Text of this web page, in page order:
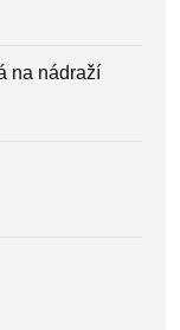
na nádraží